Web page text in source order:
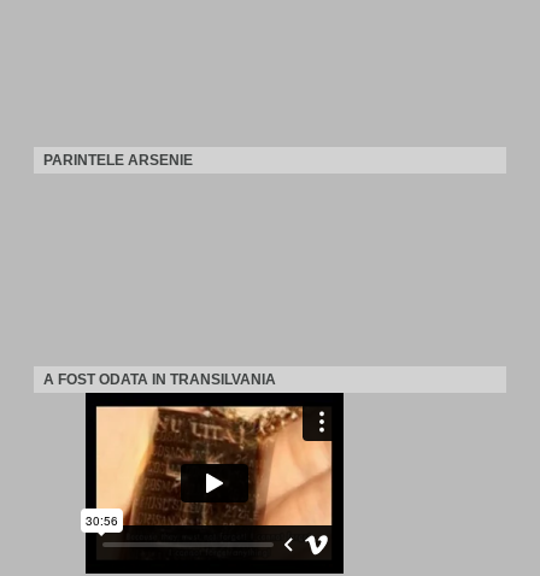
PARINTELE ARSENIE
A FOST ODATA IN TRANSILVANIA